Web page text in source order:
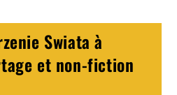
Swiata à
et non-fiction